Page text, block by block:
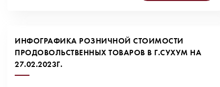
ИНФОГРАФИКА РОЗНИЧНОЙ СТОИМОСТИ
ПРОДОВОЛЬСТВЕННЫХ ТОВАРОВ В Г.СУХУМ НА
27.02.2023Г.